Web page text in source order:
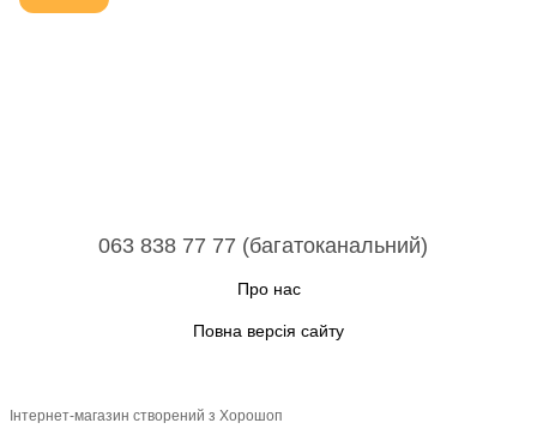
063 838 77 77 (багатоканальний)
Про нас
Повна версія сайту
Інтернет-магазин створений з Хорошоп